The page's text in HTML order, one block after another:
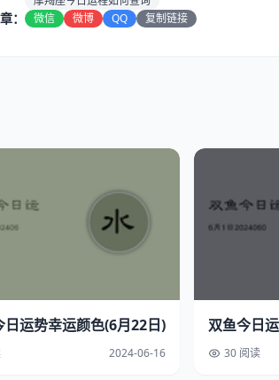
： 微信 微博 QQ 复制链接
日运势幸运颜色(6月22日)
2024-06-16
双鱼今日
30 阅读